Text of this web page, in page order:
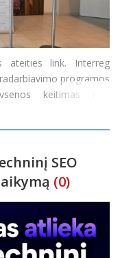
ateities link. Interreg
programos
keitimas nuo
naudojimo
SEO
(0)